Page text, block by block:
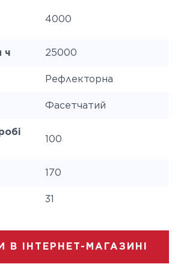
4000
ч 25000
Рефлекторна
Фасетчатий
100
170
31
В ІНТЕРНЕТ-МАГАЗИНІ